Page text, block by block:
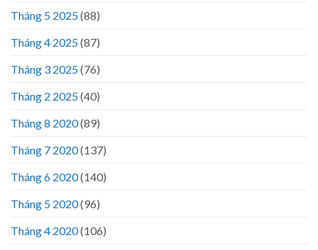
Tháng 5 2025(88)
Tháng 4 2025(87)
Tháng 3 2025(76)
Tháng 2 2025(40)
Tháng 8 2020(89)
Tháng 7 2020(137)
Tháng 6 2020(140)
Tháng 5 2020(96)
Tháng 4 2020(106)